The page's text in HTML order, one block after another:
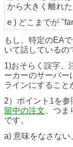
から大きく離れ
e ) どこまでが
もし、特定のEA
いて話しているの
1)おそらく誤字、
ーカーのサーバー
ラインにすること
2）ポイント1を
留中の注文 、つ
です。
a) 意味をなさない